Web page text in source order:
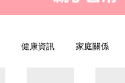
健康資訊 家庭關係